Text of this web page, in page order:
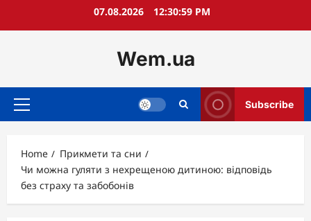
07.08.2026 12:31:01 PM
Wem.ua
Primary
Subscribe
Home
Прикмети та сни
Чи можна гуляти з нехрещеною дитиною: відповідь
без страху та забобонів